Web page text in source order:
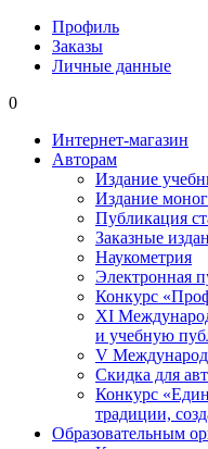
Профиль
Заказы
Личные данные
0
Интернет-магазин
Авторам
Издание
Издание
Публикация
Заказные
Наукометрия
Электронная
Конкурс
XI
и учебную
V
Скидка для
Конкурс
традиции,
Образовательным